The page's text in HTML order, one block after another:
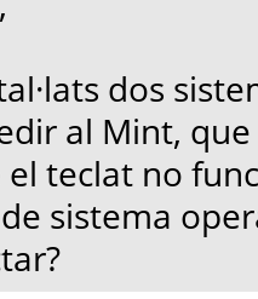
dos
al Mint,
teclat no
sistema